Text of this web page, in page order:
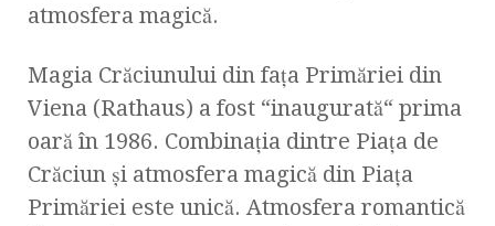
atmosfera magică.
Magia Crăciunului din faţa Primăriei din
Viena (Rathaus) a fost “inaugurată“ prima
oară în 1986. Combinaţia dintre Piaţa de
Crăciun şi atmosfera magică din Piaţa
Primăriei este unică. Atmosfera romantică